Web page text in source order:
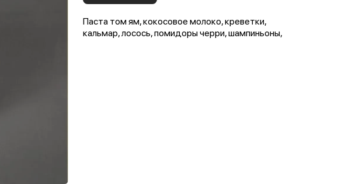
Паста том ям, кокосовое молоко, креветки,
кальмар, лосось, помидоры черри, шампиньоны,